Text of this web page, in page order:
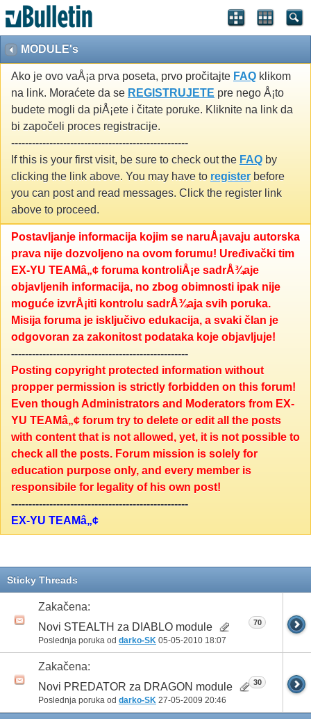
MODULE's
Ako je ovo vaÅ¡a prva poseta, prvo pročitajte FAQ klikom
na link. Moraćete da se REGISTRUJETE pre nego Å¡to
budete mogli da piÅ¡ete i čitate poruke. Kliknite na link da
bi započeli proces registracije.
---------------------------------------------------
If this is your first visit, be sure to check out the FAQ by
clicking the link above. You may have to register before
you can post and read messages. Click the register link
above to proceed.
Postavljanje informacija kojim se naruÅ¡avaju autorska
prava nije dozvoljeno na ovom forumu! Uređivački tim
EX-YU TEAMâ„¢ foruma kontroliÅ¡e sadrÅ¾aje
objavljenih informacija, no zbog obimnosti ipak nije
moguće izvrÅ¡iti kontrolu sadrÅ¾aja svih poruka.
Misija foruma je isključivo edukacija, a svaki član je
odgovoran za zakonitost podataka koje objavljuje!
---------------------------------------------------
Posting copyright protected information without
propper permission is strictly forbidden on this forum!
Even though Administrators and Moderators from EX-
YU TEAMâ„¢ forum try to delete or edit all the posts
with content that is not allowed, yet, it is not possible to
check all the posts. Forum mission is solely for
education purpose only, and every member is
responsibile for legality of his own post!
---------------------------------------------------
EX-YU TEAMâ„¢
Sticky Threads
Zakačena:
Novi STEALTH za DIABLO module
Poslednja poruka od darko-SK 05-05-2010 18:07
70
Zakačena:
Novi PREDATOR za DRAGON module
Poslednja poruka od darko-SK 27-05-2009 20:46
30